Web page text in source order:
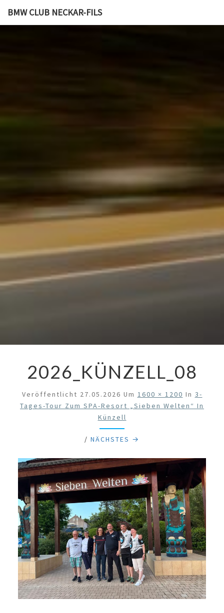
BMW CLUB NECKAR-FILS
2026_KÜNZELL_08
Veröffentlicht 27.05.2026 Um 1600 × 1200 In 3-
Tages-Tour Zum SPA-Resort „Sieben Welten“ In
Künzell
/ NÄCHSTES →